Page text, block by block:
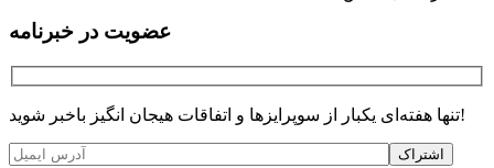
عضویت در خبرنامه
تنها هفته‌ای یکبار از سوپرایزها و اتفاقات هیجان انگیز باخبر شوید!
اشتراک